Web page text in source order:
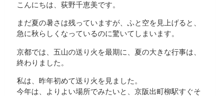
こんにちは、荻野千恵美です。
まだ夏の暑さは残っていますが、ふと空を見上げると、
急に秋らしくなっているのに驚いてしまいます。
京都では、五山の送り火を最期に、夏の大きな行事は、
終わりました。
私は、昨年初めて送り火を見ました。
今年は、よりよい場所でみたいと、京阪出町柳駅すぐそ